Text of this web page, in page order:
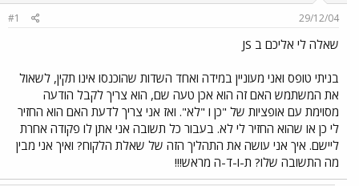
ש
א
ר
29/12/04
#1
שאלה לי אליכם ב JS
בניתי טופס ואני מעוניין במידה ואחד השדות שהוכנסו אינו תקין, לשאול
את המשתמש האם זה הוא אכן טעה שם, הוא צריך לקבל הודעה
מסוימת עם אופציות של "כן ו "לא". ואז אני צריך לדעת האם הוא החזיר
לי כן או שהוא החזיר לי לא. בעבור כל תשובה אני אתן לו פקודה אחרת
ליישם. איך אני עושה את התהליך הזה של שאלת הלקוח? ואיך אני מבין
מה התשובה שלו? ת-ו-ד-ה מראש!!!